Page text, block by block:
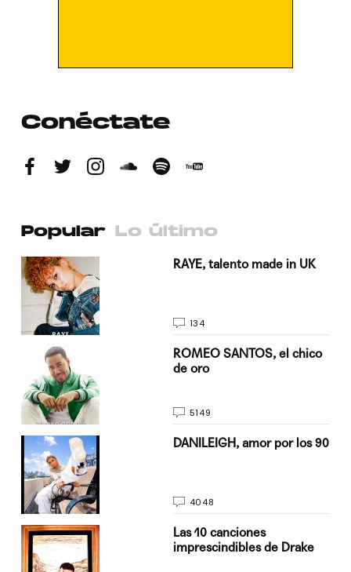
Conéctate
Popular Lo último
RAYE, talento made in UK
134
ROMEO SANTOS, el chico
de oro
5149
DANILEIGH, amor por los 90
4048
Las 10 canciones
imprescindibles de Drake